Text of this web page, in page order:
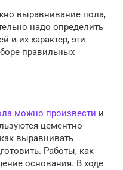
выравнивание пола,
надо определить
и их характер, эти
правильных
можно произвести и
цементно-
выравнивать
Работы, как
основания. В ходе